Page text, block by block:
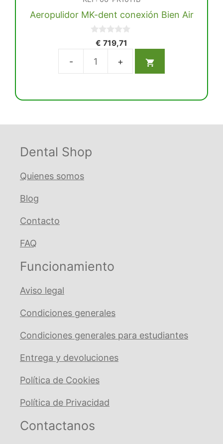
Aeropulidor MK-dent conexión Bien Air
d
5
€ 719,71
Aeropulidor
Dental Shop
Quienes somos
Blog
Contacto
FAQ
Funcionamiento
Aviso legal
Condiciones generales
Condiciones generales para estudiantes
Entrega y devoluciones
Política de Cookies
Política de Privacidad
Contactanos